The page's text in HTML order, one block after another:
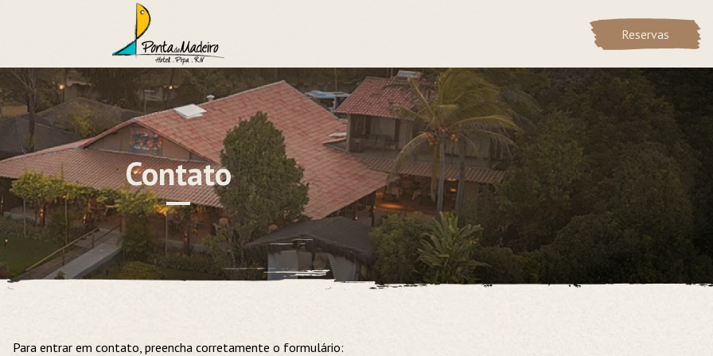
Reservas
Contato
Para entrar em contato, preencha corretamente o formulário: